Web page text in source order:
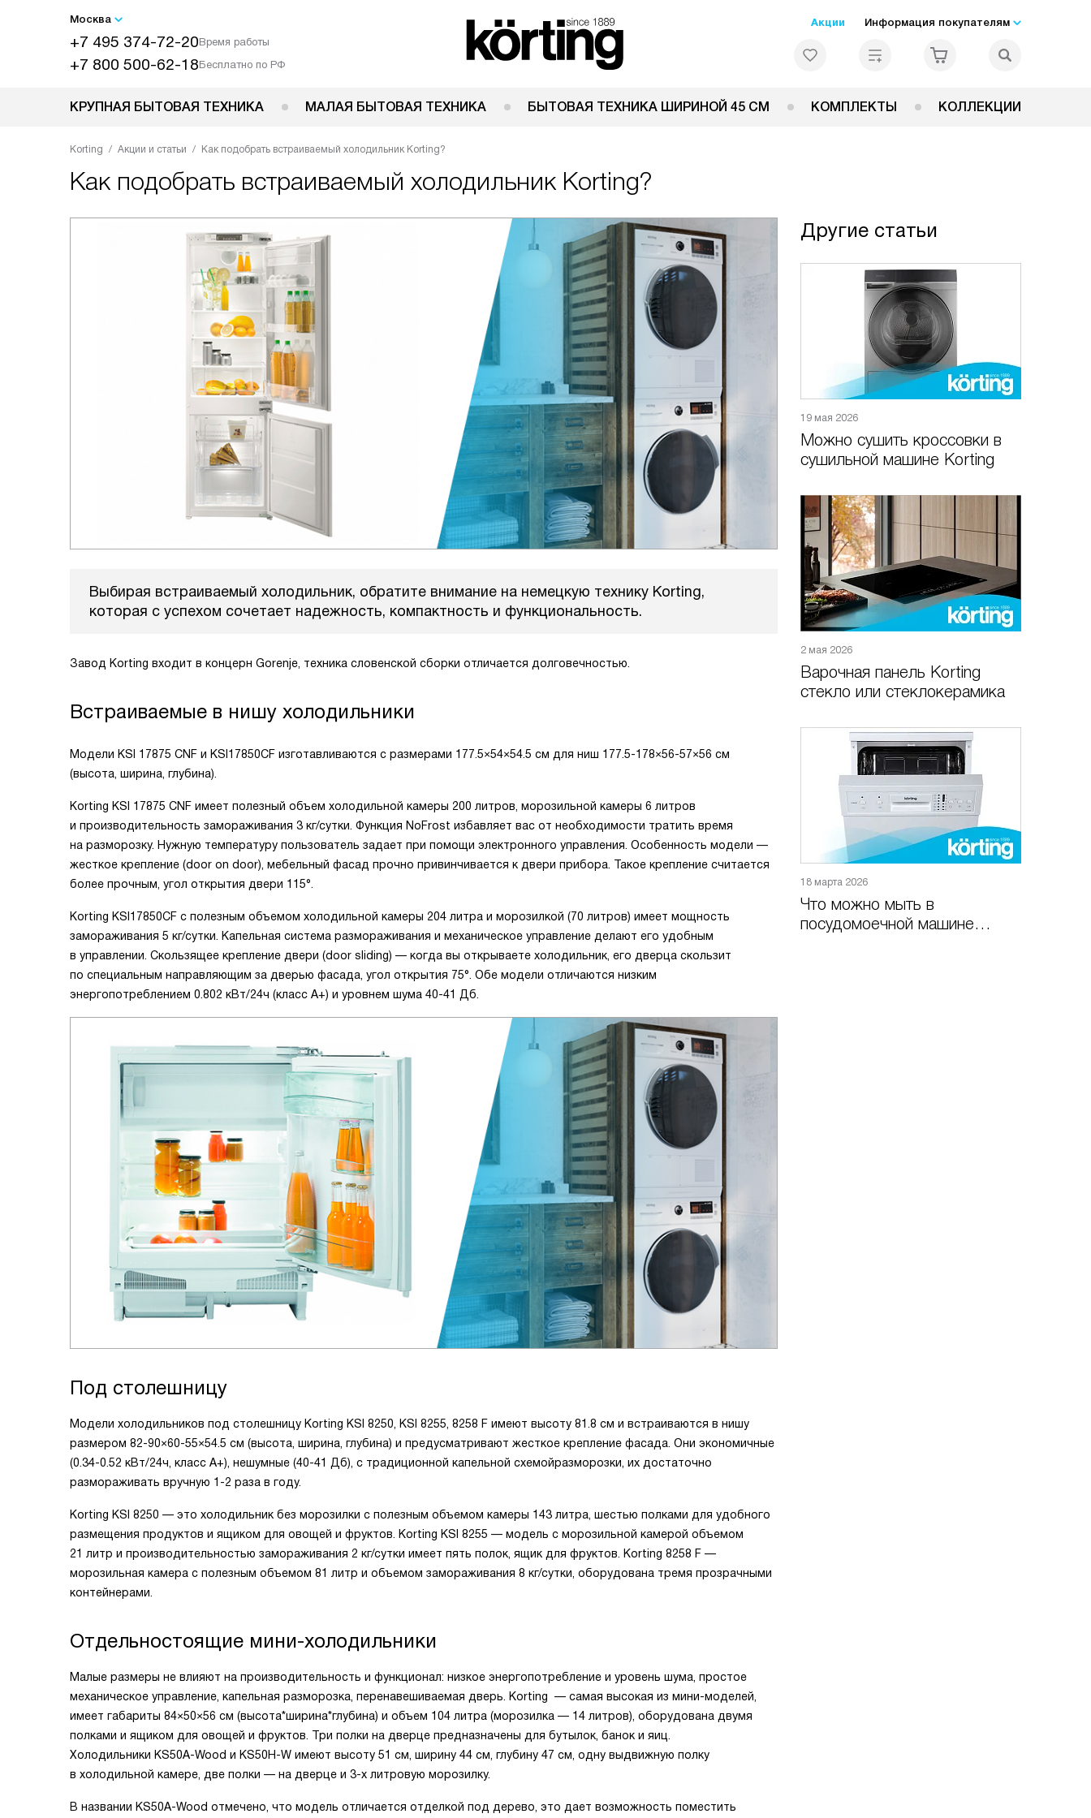
Москва
+7 495 374-72-20Время работы
+7 800 500-62-18Бесплатно по РФ
Акции Информация покупателям
КРУПНАЯ БЫТОВАЯ ТЕХНИКА МАЛАЯ БЫТОВАЯ ТЕХНИКА БЫТОВАЯ ТЕХНИКА ШИРИНОЙ 45 СМ КОМПЛЕКТЫ КОЛЛЕКЦИИ
Korting Акции и статьи Как подобрать встраиваемый холодильник Korting?
Как подобрать встраиваемый холодильник Korting?
Выбирая встраиваемый холодильник, обратите внимание на немецкую технику Korting,
которая с успехом сочетает надежность, компактность и функциональность.
Завод Korting входит в концерн Gorenje, техника словенской сборки отличается долговечностью.
Встраиваемые в нишу холодильники
Модели KSI 17875 CNF и KSI17850CF изготавливаются с размерами 177.5×54×54.5 см для ниш 177.5-178×56-57×56 см
(высота, ширина, глубина).
Korting KSI 17875 CNF имеет полезный объем холодильной камеры 200 литров, морозильной камеры 6 литров
и производительность замораживания 3 кг/сутки. Функция NoFrost избавляет вас от необходимости тратить время
на разморозку. Нужную температуру пользователь задает при помощи электронного управления. Особенность модели —
жесткое крепление (door on door), мебельный фасад прочно привинчивается к двери прибора. Такое крепление считается
более прочным, угол открытия двери 115°.
Korting KSI17850CF с полезным объемом холодильной камеры 204 литра и морозилкой (70 литров) имеет мощность
замораживания 5 кг/сутки. Капельная система размораживания и механическое управление делают его удобным
в управлении. Скользящее крепление двери (door sliding) — когда вы открываете холодильник, его дверца скользит
по специальным направляющим за дверью фасада, угол открытия 75°. Обе модели отличаются низким
энергопотреблением 0.802 кВт/24ч (класс А+) и уровнем шума 40-41 Дб.
Под столешницу
Модели холодильников под столешницу Korting KSI 8250, KSI 8255, 8258 F имеют высоту 81.8 см и встраиваются в нишу
размером 82-90×60-55×54.5 см (высота, ширина, глубина) и предусматривают жесткое крепление фасада. Они экономичные
(0.34-0.52 кВт/24ч, класс А+), нешумные (40-41 Дб), с традиционной капельной схемойразморозки, их достаточно
размораживать вручную 1-2 раза в году.
Korting KSI 8250 — это холодильник без морозилки с полезным объемом камеры 143 литра, шестью полками для удобного
размещения продуктов и ящиком для овощей и фруктов. Korting KSI 8255 — модель с морозильной камерой объемом
21 литр и производительностью замораживания 2 кг/сутки имеет пять полок, ящик для фруктов. Korting 8258 F —
морозильная камера с полезным объемом 81 литр и объемом замораживания 8 кг/сутки, оборудована тремя прозрачными
контейнерами.
Отдельностоящие мини-холодильники
Малые размеры не влияют на производительность и функционал: низкое энергопотребление и уровень шума, простое
механическое управление, капельная разморозка, перенавешиваемая дверь. Korting — самая высокая из мини-моделей,
имеет габариты 84×50×56 см (высота*ширина*глубина) и объем 104 литра (морозилка — 14 литров), оборудована двумя
полками и ящиком для овощей и фруктов. Три полки на дверце предназначены для бутылок, банок и яиц.
Холодильники KS50A-Wood и KS50H-W имеют высоту 51 см, ширину 44 см, глубину 47 см, одну выдвижную полку
в холодильной камере, две полки — на дверце и 3-х литровую морозилку.
В названии KS50A-Wood отмечено, что модель отличается отделкой под дерево, это дает возможность поместить
Другие статьи
19 мая 2026
Можно сушить кроссовки в
сушильной машине Korting
2 мая 2026
Варочная панель Korting
стекло или стеклокерамика
18 марта 2026
Что можно мыть в
посудомоечной машине